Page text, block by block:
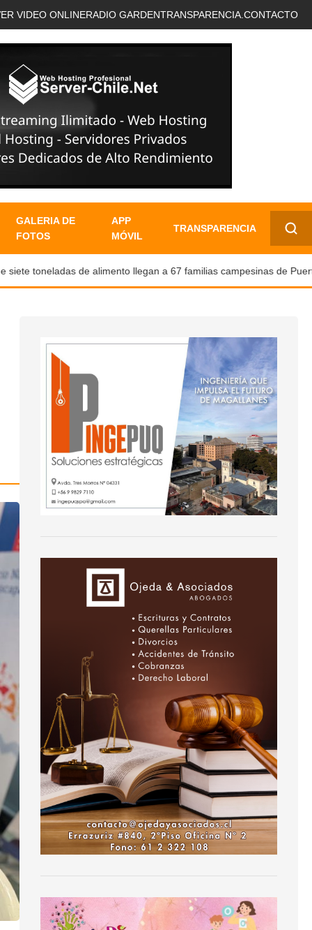
VIDEO ONLINERADIO GARDENTRANSPARENCIA. CONTACTO
GALERIA DE
FOTOS
APP
MÓVIL
TRANSPARENCIA
✕
toneladas de alimento llegan a 67 familias campesinas de Puerto